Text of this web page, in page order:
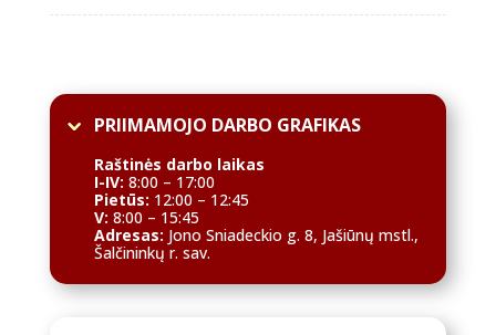
PRIIMAMOJO DARBO GRAFIKAS
Raštinės darbo laikas
I-IV: 8:00 – 17:00
Pietūs: 12:00 – 12:45
V: 8:00 – 15:45
Adresas: Jono Sniadeckio g. 8, Jašiūnų mstl.,
Šalčininkų r. sav.